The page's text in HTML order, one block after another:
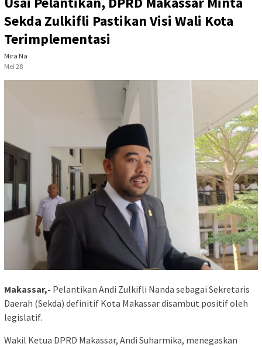
Sekda Zulkifli Pastikan Visi Wali Kota
Terimplementasi
Mira Na
Mei 28
Makassar,- Pelantikan Andi Zulkifli Nanda sebagai Sekretaris
Daerah (Sekda) definitif Kota Makassar disambut positif oleh
legislatif.
Wakil Ketua DPRD Makassar, Andi Suharmika, menegaskan